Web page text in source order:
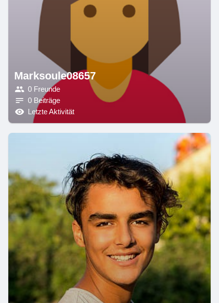
Marksoule08657
0 Freunde
0 Beiträge
Letzte Aktivität